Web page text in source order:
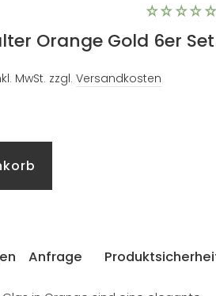
Orange Gold 6er Set
MwSt. zzgl. Versandkosten
Anfrage